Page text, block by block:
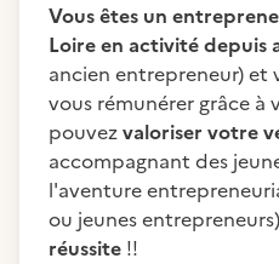
Vous êtes un
Loire en activité depuis
ancien entrepreneur) et
vous rémunérer grâce à
pouvezvaloriser votre
accompagnant des
l'aventure
ou jeunes
réussite !!